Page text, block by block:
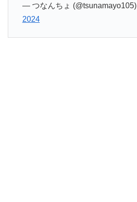
— つなんちょ (@tsunamayo105)
2024